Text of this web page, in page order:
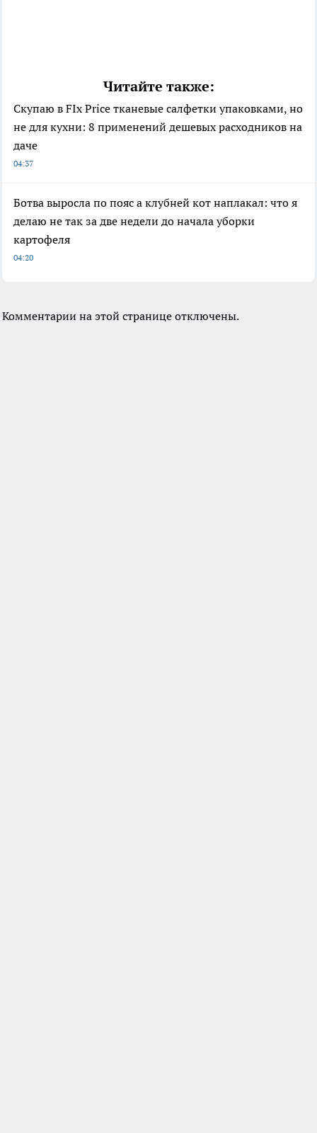
Читайте также:
Скупаю в FIx Price тканевые салфетки упаковками, но
не для кухни: 8 применений дешевых расходников на
даче
04:37
Ботва выросла по пояс а клубней кот наплакал: что я
делаю не так за две недели до начала уборки
картофеля
04:20
Комментарии на этой странице отключены.